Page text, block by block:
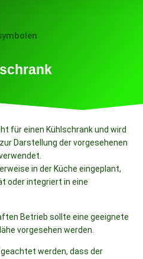
für einen Kühlschrank und wird
Darstellung der vorgesehenen
in der Küche eingeplant,
oder integriert in eine
Betrieb sollte eine geeignete
vorgesehen werden.
werden, dass der